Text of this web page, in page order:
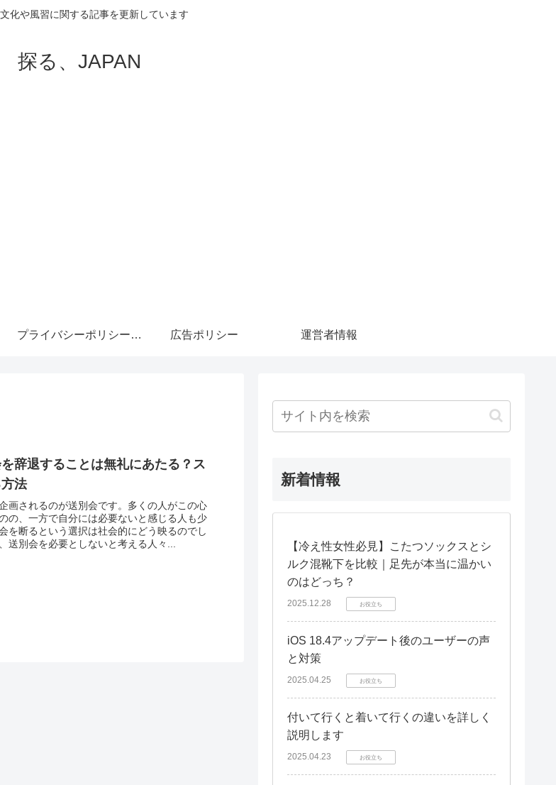
化や風習に関する記事を更新しています
探る、JAPAN
プライバシーポリシー・免責事項 広告ポリシー 運営者情報
辞退することは無礼にあたる？ス
法
画されるのが送別会です。多くの人がこの心
の、一方で自分には必要ないと感じる人も少
を断るという選択は社会的にどう映るのでし
送別会を必要としないと考える人々...
新着情報
【冷え性女性必見】こたつソックスとシ
ルク混靴下を比較｜足先が本当に温かい
のはどっち？
2025.12.28 お役立ち
iOS 18.4アップデート後のユーザーの声
と対策
2025.04.25 お役立ち
付いて行くと着いて行くの違いを詳しく
説明します
2025.04.23 お役立ち